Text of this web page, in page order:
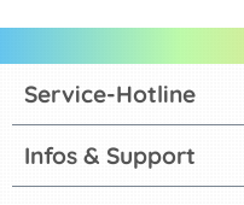
Service-Hotline
Infos & Support